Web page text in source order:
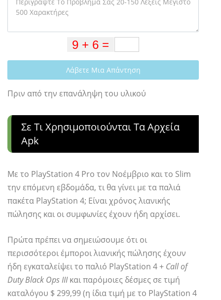
Λάβετε Μια Απάντηση
Πριν από την επανάληψη του υλικού
Σε Τι Χρησιμοποιούνται Τα Αρχεία
Apk
Με το PlayStation 4 Pro τον Νοέμβριο και το Slim
την επόμενη εβδομάδα, τι θα γίνει με τα παλιά
πακέτα PlayStation 4; Είναι χρόνος λιανικής
πώλησης και οι συμφωνίες έχουν ήδη αρχίσει.
Πρώτα πρέπει να σημειώσουμε ότι οι
περισσότεροι έμποροι λιανικής πώλησης έχουν
ήδη εγκαταλείψει το παλιό PlayStation 4 + Call of
Duty Black Ops ΙΙΙκαι παρόμοιες δέσμες σε τιμή
καταλόγου $ 299,99 (η ίδια τιμή με το PlayStation 4